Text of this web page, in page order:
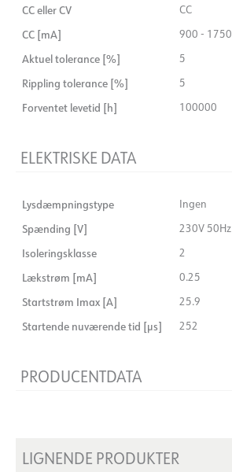
CC eller CV CC
CC [mA] 900 - 1750
Aktuel tolerance [%] 5
Rippling tolerance [%] 5
Forventet levetid [h] 100000
ELEKTRISKE DATA
Lysdæmpningstype Ingen
Spænding [V] 230V 50Hz
Isoleringsklasse 2
Lækstrøm [mA] 0.25
Startstrøm Imax [A] 25.9
Startende nuværende tid [µs] 252
PRODUCENTDATA
LIGNENDE PRODUKTER